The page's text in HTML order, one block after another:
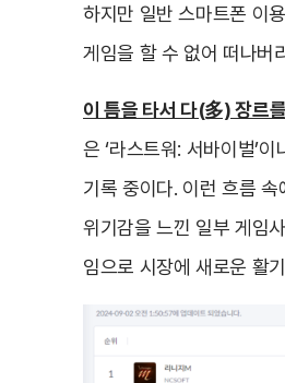
하지만 일반 스마트폰 이
게임을 할 수 없어 떠나버
이 틈을 타서 다(多) 장르
은 ‘라스트워: 서바이벌’
기록 중이다. 이런 흐름
위기감을 느낀 일부 게임
임으로 시장에 새로운 활